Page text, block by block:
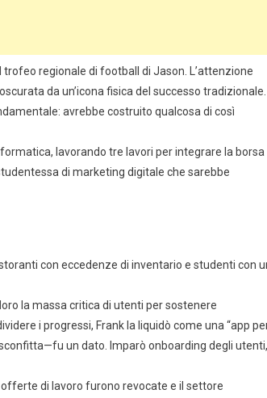
regionale di football di Jason. L’attenzione
da un’icona fisica del successo tradizionale.
avrebbe costruito qualcosa di così
lavorando tre lavori per integrare la borsa
di marketing digitale che sarebbe
con eccedenze di inventario e studenti con
la massa critica di utenti per sostenere
i progressi, Frank la liquidò come una “app
un dato. Imparò onboarding degli utenti,
di lavoro furono revocate e il settore